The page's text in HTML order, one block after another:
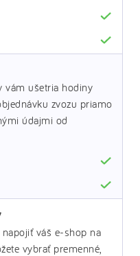
vám ušetria hodiny
zvozu priamo
údajmi od
váš e-shop na
vybrať premenné,